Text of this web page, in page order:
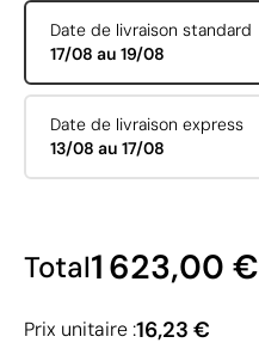
Date de livraison standard
17/08 au 19/08
Date de livraison express
13/08 au 17/08
Total1 623,00 €
Prix unitaire :16,23 €